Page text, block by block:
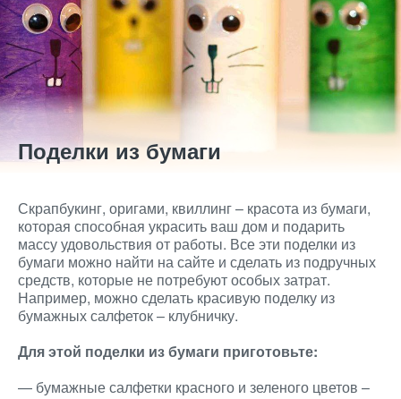
Поделки из бумаги
Скрапбукинг, оригами, квиллинг – красота из бумаги,
которая способная украсить ваш дом и подарить
массу удовольствия от работы. Все эти поделки из
бумаги можно найти на сайте и сделать из подручных
средств, которые не потребуют особых затрат.
Например, можно сделать красивую поделку из
бумажных салфеток – клубничку.
Для этой поделки из бумаги приготовьте:
— бумажные салфетки красного и зеленого цветов –